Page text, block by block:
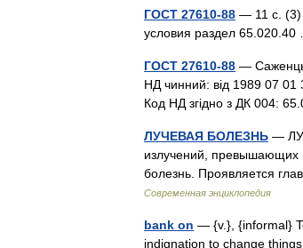
ГОСТ 27610-88 — 11 с. (3)
условия раздел
ГОСТ 27610-88 — Саженцы
НД чинний: від 1989 07 01
Код НД згідно з ДК 004:
ЛУЧЕВАЯ БОЛЕЗНЬ —
излучений, превышающих
болезнь. Проявляется
Современная энциклопедия
bank on — {v.}, {informal}
indignation to change